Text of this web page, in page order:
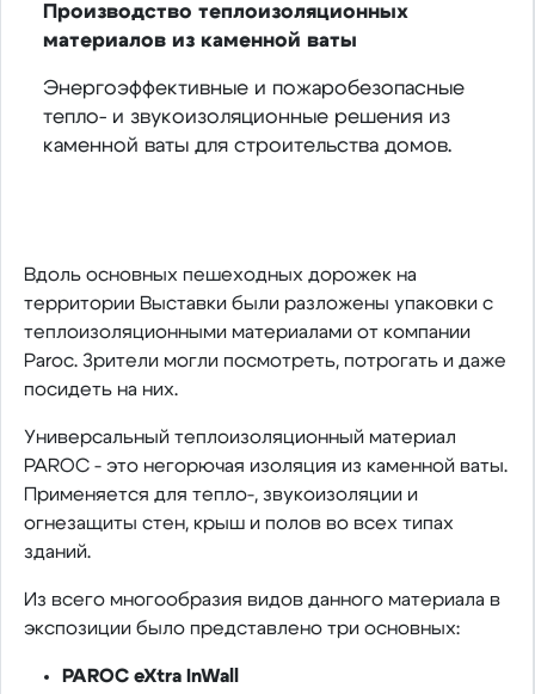
Производство теплоизоляционных
материалов из каменной ваты
Энергоэффективные и пожаробезопасные
тепло- и звукоизоляционные решения из
каменной ваты для строительства домов.
Вдоль основных пешеходных дорожек на
территории Выставки были разложены упаковки с
теплоизоляционными материалами от компании
Paroc. Зрители могли посмотреть, потрогать и даже
посидеть на них.
Универсальный теплоизоляционный материал
PAROC - это негорючая изоляция из каменной ваты.
Применяется для тепло-, звукоизоляции и
огнезащиты стен, крыш и полов во всех типах
зданий.
Из всего многообразия видов данного материала в
экспозиции было представлено три основных:
PAROC eXtra InWall